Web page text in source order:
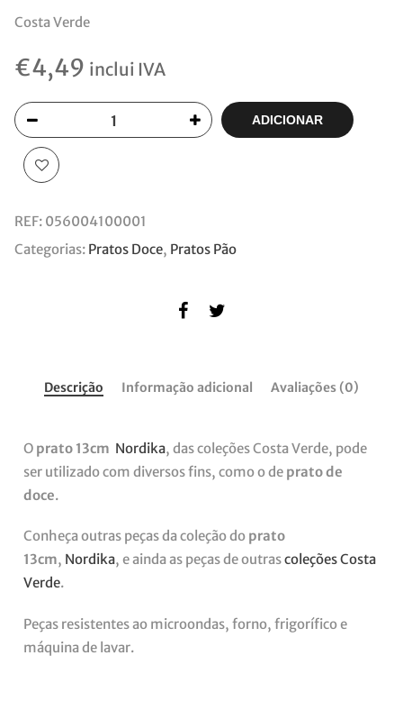
Costa Verde
€4,49 inclui IVA
ADICIONAR
REF: 056004100001
Categorias: Pratos Doce, Pratos Pão
Descrição Informação adicional Avaliações (0)
O prato 13cm Nordika, das coleções Costa Verde, pode
ser utilizado com diversos fins, como o de prato de
doce.
Conheça outras peças da coleção do prato
13cm, Nordika, e ainda as peças de outrascoleções Costa
Verde.
Peças resistentes ao microondas, forno, frigorífico e
máquina de lavar.